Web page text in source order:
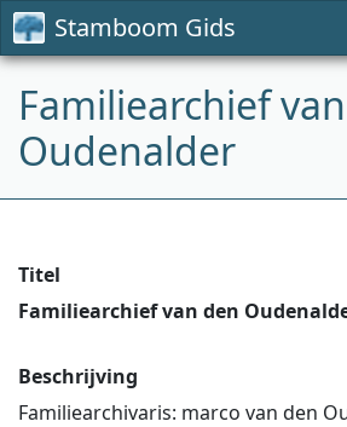
Stamboom Gids
Familiearchief
Oudenalder
Titel
Familiearchief van den
Beschrijving
Familiearchivaris: marco van den